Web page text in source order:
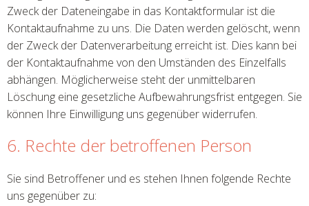
Zweck der Dateneingabe in das Kontaktformular ist die
Kontaktaufnahme zu uns. Die Daten werden gelöscht, wenn
der Zweck der Datenverarbeitung erreicht ist. Dies kann bei
der Kontaktaufnahme von den Umständen des Einzelfalls
abhängen. Möglicherweise steht der unmittelbaren
Löschung eine gesetzliche Aufbewahrungsfrist entgegen. Sie
können Ihre Einwilligung uns gegenüber widerrufen.
6. Rechte der betroffenen Person
Sie sind Betroffener und es stehen Ihnen folgende Rechte
uns gegenüber zu: